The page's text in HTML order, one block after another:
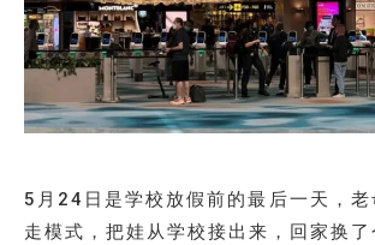
5月24日是学校放假前的最后一天，老
走模式，把娃从学校接出来，回家换